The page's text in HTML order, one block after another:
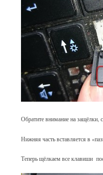
Обратите внимание на
Нижняя часть вставляется в
Теперь щёлкаем все клавиши